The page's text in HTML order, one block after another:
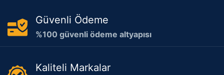
Güvenli Ödeme
%100 güvenli ödeme altyapısı
Kaliteli Markalar